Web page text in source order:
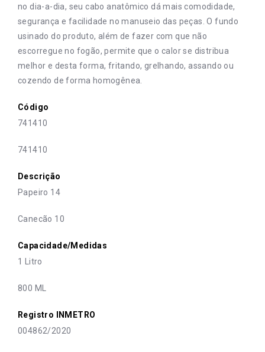
no dia-a-dia, seu cabo anatômico dá mais comodidade,
segurança e facilidade no manuseio das peças. O fundo
usinado do produto, além de fazer com que não
escorregue no fogão, permite que o calor se distribua
melhor e desta forma, fritando, grelhando, assando ou
cozendo de forma homogênea.
Código
741410
741410
Descrição
Papeiro 14
Canecão 10
Capacidade/Medidas
1 Litro
800 ML
Registro INMETRO
004862/2020